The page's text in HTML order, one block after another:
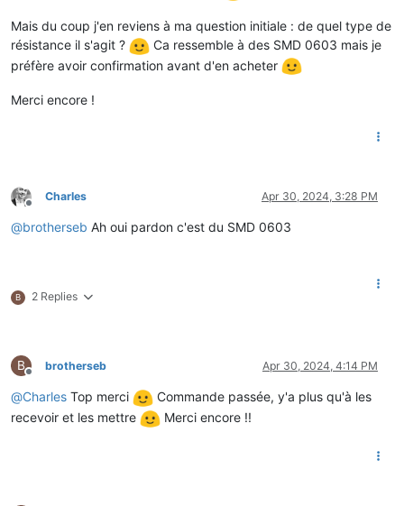
Mais du coup j'en reviens à ma question initiale : de quel type de
résistance il s'agit ?
Ca ressemble à des SMD 0603 mais je
préfère avoir confirmation avant d'en acheter
Merci encore !
Offline
Charles Apr 30, 2024, 3:28 PM
@brotherseb Ah oui pardon c'est du SMD 0603
B 2 Replies
B
Offline
brotherseb Apr 30, 2024, 4:14 PM
@Charles Top merci
Commande passée, y'a plus qu'à les
recevoir et les mettre
Merci encore !!